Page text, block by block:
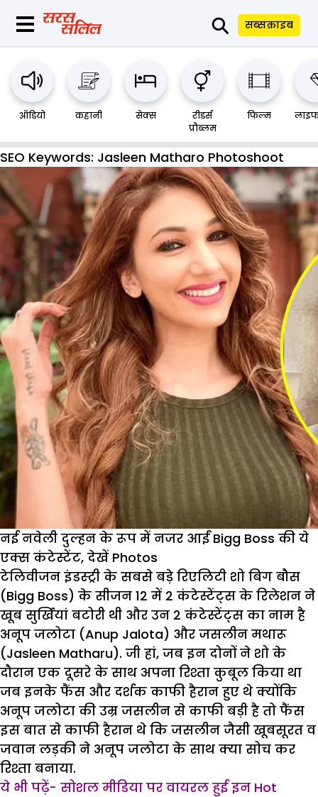
⚲ सब्सक्राइब
ऑडियो कहानी सेक्स
रीडर्स
प्रौब्लम
फिल्म
SEO Keywords: Jasleen Matharo Photoshoot
नई नवेली दुल्हन के रूप में नजर आईं Bigg Boss की ये
एक्स कंटेस्टेंट, देखें Photos
टेलिवीजन इंडस्ट्री के सबसे बड़े रिएलिटी शो बिग बौस
(Bigg Boss) के सीजन 12 में 2 कंटेस्टेंट्स के रिलेशन ने
खूब सुर्खियां बटोरी थी और उन 2 कंटेस्टेंट्स का नाम है
अनूप जलोटा (Anup Jalota) और जसलीन मथारू
(Jasleen Matharu). जी हां, जब इन दोनों ने शो के
दौरान एक दूसरे के साथ अपना रिश्ता कुबूल किया था
जब इनके फैंस और दर्शक काफी हैरान हुए थे क्योंकि
अनूप जलोटा की उम्र जसलीन से काफी बड़ी है तो फैंस
इस बात से काफी हैरान थे कि जसलीन जैसी खूबसूरत व
जवान लड़की ने अनूप जलोटा के साथ क्या सोच कर
रिश्ता बनाया.
ये भी पढ़ें- सोशल मीडिया पर वायरल हुई इन Hot